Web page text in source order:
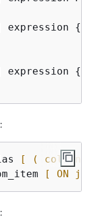
| expression {
| expression {
[ (
[ ON